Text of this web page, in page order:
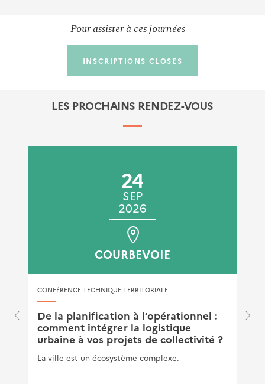
Pour assister à ces journées
INSCRIPTIONS CLOSES
LES PROCHAINS RENDEZ-VOUS
24
SEP
2026
COURBEVOIE
CONFÉRENCE TECHNIQUE TERRITORIALE
De la planification à l’opérationnel :
comment intégrer la logistique
urbaine à vos projets de collectivité ?
La ville est un écosystème complexe.